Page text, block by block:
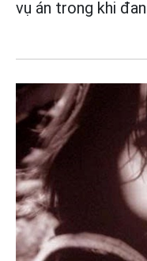
vụ án trong khi